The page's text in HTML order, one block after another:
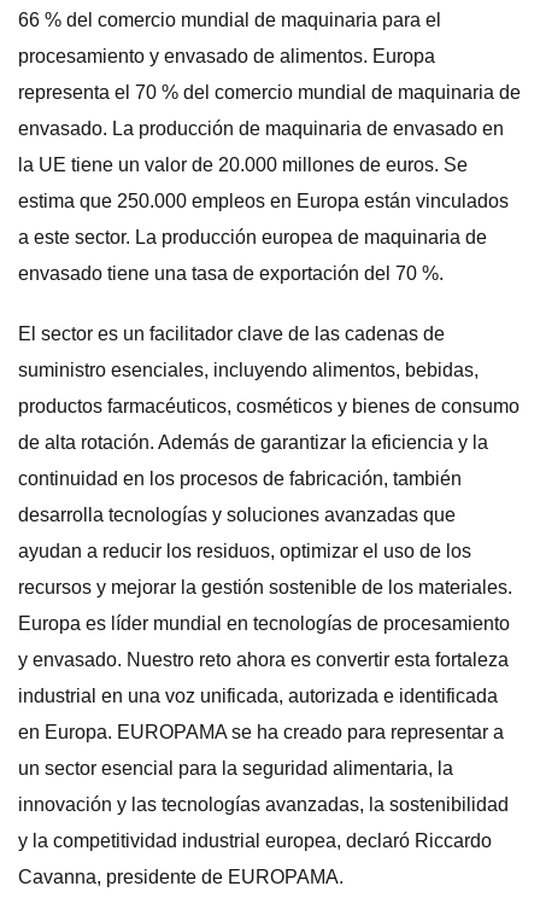
66 % del comercio mundial de maquinaria para el
procesamiento y envasado de alimentos. Europa
representa el 70 % del comercio mundial de maquinaria de
envasado. La producción de maquinaria de envasado en
la UE tiene un valor de 20.000 millones de euros. Se
estima que 250.000 empleos en Europa están vinculados
a este sector. La producción europea de maquinaria de
envasado tiene una tasa de exportación del 70 %.
El sector es un facilitador clave de las cadenas de
suministro esenciales, incluyendo alimentos, bebidas,
productos farmacéuticos, cosméticos y bienes de consumo
de alta rotación. Además de garantizar la eficiencia y la
continuidad en los procesos de fabricación, también
desarrolla tecnologías y soluciones avanzadas que
ayudan a reducir los residuos, optimizar el uso de los
recursos y mejorar la gestión sostenible de los materiales.
Europa es líder mundial en tecnologías de procesamiento
y envasado. Nuestro reto ahora es convertir esta fortaleza
industrial en una voz unificada, autorizada e identificada
en Europa. EUROPAMA se ha creado para representar a
un sector esencial para la seguridad alimentaria, la
innovación y las tecnologías avanzadas, la sostenibilidad
y la competitividad industrial europea, declaró Riccardo
Cavanna, presidente de EUROPAMA.